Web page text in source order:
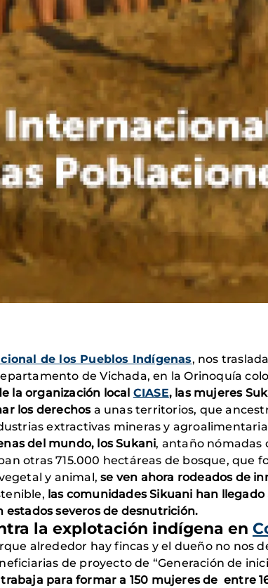
de los Pueblos Indígenas, nos
de Vichada, en la Orinoquía
la organización local CIASE, las mujeres
los derechosa unas territorios, que
extractivas mineras y
del mundo, los Sukani, antaño nómadas
otras 715.000 hectáreas de bosque, que
y animal,se ven ahora rodeados de
las comunidades Sikuani han
estados severos de desnutrición.
la explotación indígena en
alrededor hay fincas y el dueño no nos
de proyecto de “Generación de
trabaja para formar a 150 mujeres de entre